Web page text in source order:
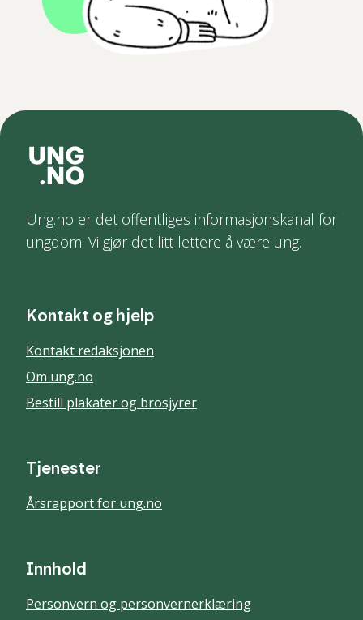
Ung.no er det offentliges informasjonskanal for
ungdom. Vi gjør det litt lettere å være ung.
Kontakt og hjelp
Kontakt redaksjonen
Om ung.no
Bestill plakater og brosjyrer
Tjenester
Årsrapport for ung.no
Innhold
Personvern og personvernerklæring